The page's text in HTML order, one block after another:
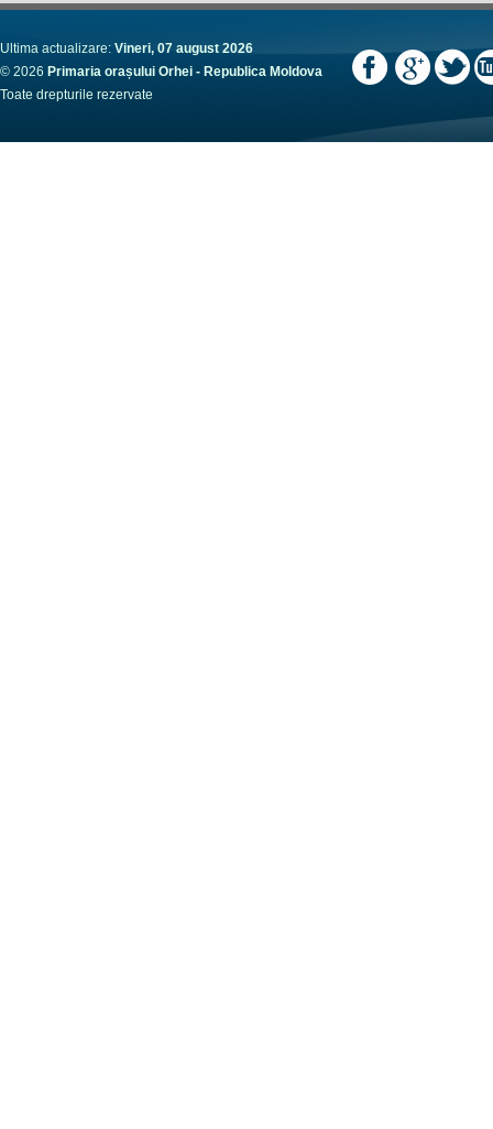
Ultima actualizare: Vineri, 07 august 2026
© 2026 Primaria orașului Orhei - Republica Moldova
Toate drepturile rezervate